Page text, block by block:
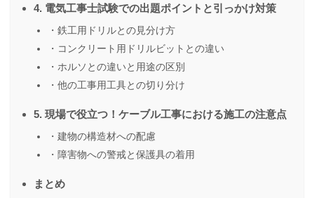
4. 電気工事士試験での出題ポイントと引っかけ対策
・鉄工用ドリルとの見分け方
・コンクリート用ドリルビットとの違い
・ホルソとの違いと用途の区別
・他の工事用工具との切り分け
5. 現場で役立つ！ケーブル工事における施工の注意点
・建物の構造材への配慮
・障害物への警戒と保護具の着用
まとめ